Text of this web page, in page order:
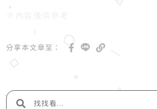
分享本文章至：